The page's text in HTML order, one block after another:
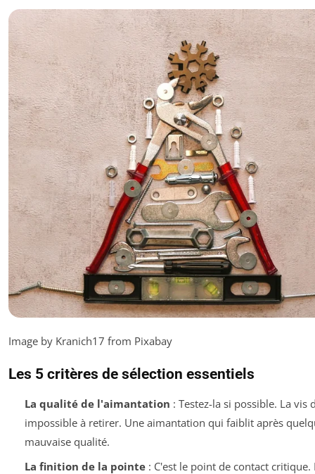
Image by Kranich17 from Pixabay
Les 5 critères de sélection essentiels
La qualité de l'aimantation : Testez-la si possible. La
impossible à retirer. Une aimantation qui faiblit après
mauvaise qualité.
La finition de la pointe: C'est le point de contact